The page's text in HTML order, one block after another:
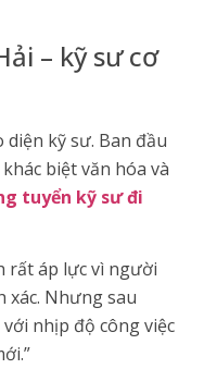
– kỹ sư cơ
kỹ sư. Ban đầu
biệt văn hóa và
tuyển kỹ sư đi
rất áp lực vì người
xác. Nhưng sau
nhịp độ công việc